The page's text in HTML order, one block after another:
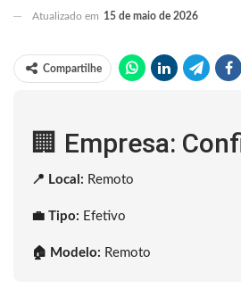
Atualizado em 15 de maio de 2026
Compartilhe
🏢 Empresa:
📍 Local: Remoto
💼 Tipo: Efetivo
🏠 Modelo: Remoto